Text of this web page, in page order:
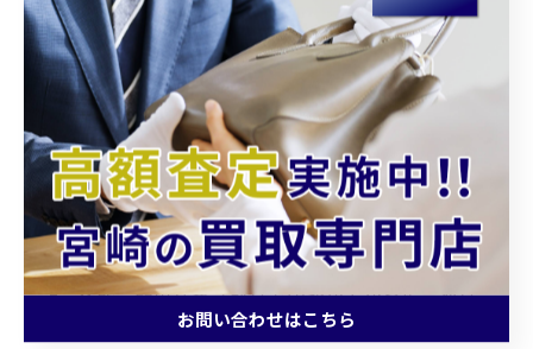
で。水曜はお休みやから、うっかり凸はもったいないや
ん？
5. 売る前の準備で差がつく実践チェ
ック
付属品：箱・保証書・コマ・ストラップ・保存袋
は全部集合。
状態：簡単な拭き取りで印象が上がる場合あり
（無理な清掃はNG）。お問い合わせはこちら